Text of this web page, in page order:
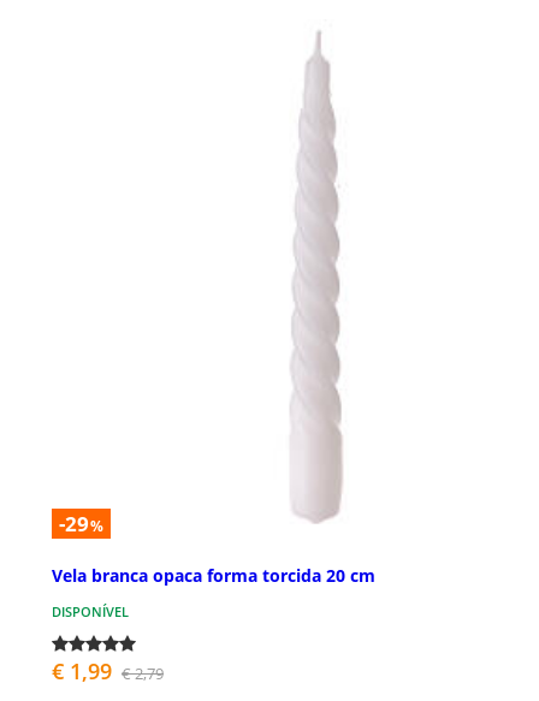
-29%
Vela branca opaca forma torcida 20 cm
DISPONÍVEL
€ 1,99 € 2,79